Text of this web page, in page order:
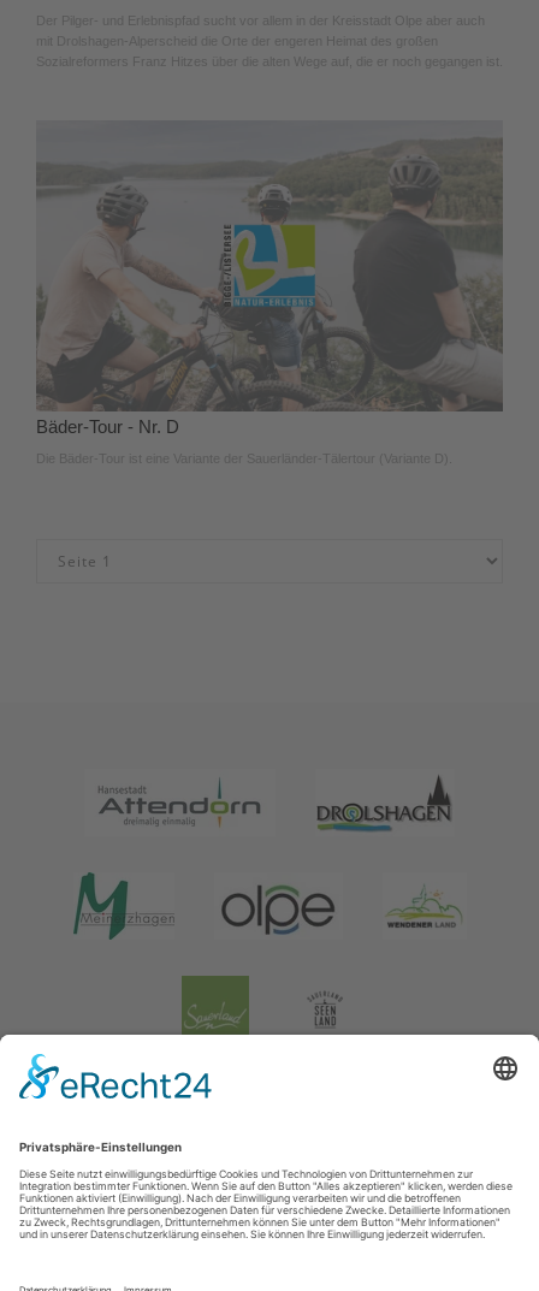
Der Pilger- und Erlebnispfad sucht vor allem in der Kreisstadt Olpe aber auch
mit Drolshagen-Alperscheid die Orte der engeren Heimat des großen
Sozialreformers Franz Hitzes über die alten Wege auf, die er noch gegangen ist.
Bäder-Tour - Nr. D
Die Bäder-Tour ist eine Variante der Sauerländer-Tälertour (Variante D).
Impressum|Datenschutz|Social Media Datenschutz